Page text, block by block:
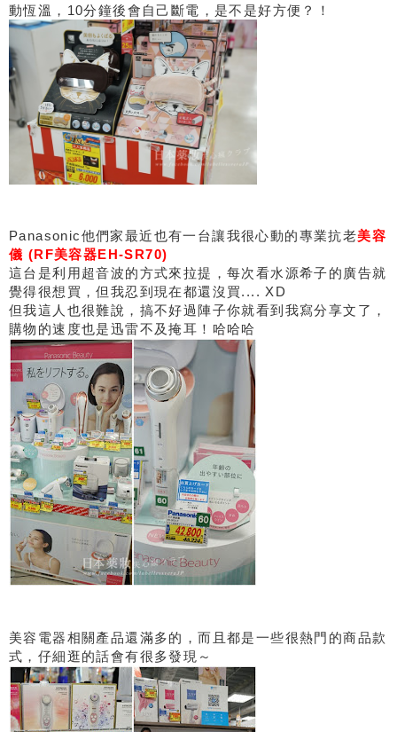
動恆溫，10分鐘後會自己斷電，是不是好方便？！
Panasonic他們家最近也有一台讓我很心動的專業抗老美容
儀 (RF美容器EH-SR70)
這台是利用超音波的方式來拉提，每次看水源希子的廣告就
覺得很想買，但我忍到現在都還沒買.... XD
但我這人也很難說，搞不好過陣子你就看到我寫分享文了，
購物的速度也是迅雷不及掩耳！哈哈哈
美容電器相關產品還滿多的，而且都是一些很熱門的商品款
式，仔細逛的話會有很多發現～